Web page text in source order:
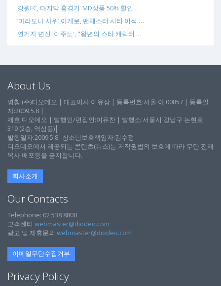
강원FC, 마지막 홈경기 ‘MD상품 50% 할인…
‘마라도나 사위’ 아게로, 맨체스터 시티 이적 …
연기자 변신 '이주노', "왕년의 스타 캐릭터 …
About Us
명칭:(주)디오데오 | 대표이사:이유상 | 등록번호:서울 아 00857 | 등록일
자:2009.5.8 |
제호:디오데오 | 발행인/편집인:이유찬 | 발행소:서울시 강남구 논현로
319 (2층, 역삼동)│
발행일자:2009.5.8│청소년보호책임자:김수정
디오데오에서 제공되는 콘텐츠(뉴스)는 저작권법의 보호에 따라 무단 전재
복사 배포등을 금지합니다.
회사소개
Our Contacts
Telephone: 02 538 8800
고객센터 webmaster@diodeo.com
광고 및 제휴문의 webmaster@diodeo.com
이메일무단수집거부
Privacy Policy